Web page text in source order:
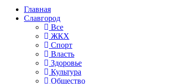
Главная
Славгород
Все
ЖКХ
Спорт
Власть
Здоровье
Культура
Общество